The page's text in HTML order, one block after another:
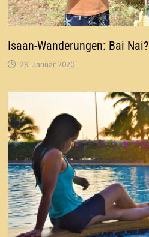
Isaan-Wanderungen: Bai Nai?
29. Januar 2020